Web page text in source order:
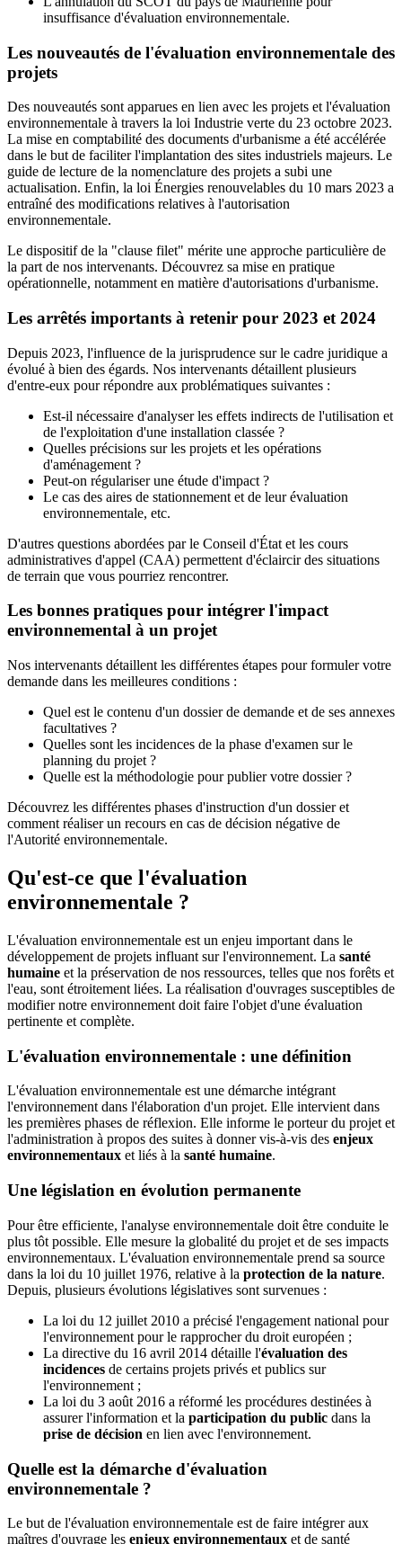
insuffisance d'évaluation environnementale.
Les nouveautés de l'évaluation environnementale des
projets
Des nouveautés sont apparues en lien avec les projets et l'évaluation
environnementale à travers la loi Industrie verte du 23 octobre 2023.
La mise en comptabilité des documents d'urbanisme a été accélérée
dans le but de faciliter l'implantation des sites industriels majeurs. Le
guide de lecture de la nomenclature des projets a subi une
actualisation. Enfin, la loi Énergies renouvelables du 10 mars 2023 a
entraîné des modifications relatives à l'autorisation
environnementale.
Le dispositif de la "clause filet" mérite une approche particulière de
la part de nos intervenants. Découvrez sa mise en pratique
opérationnelle, notamment en matière d'autorisations d'urbanisme.
Les arrêtés importants à retenir pour 2023 et 2024
Depuis 2023, l'influence de la jurisprudence sur le cadre juridique a
évolué à bien des égards. Nos intervenants détaillent plusieurs
d'entre-eux pour répondre aux problématiques suivantes :
Est-il nécessaire d'analyser les effets indirects de l'utilisation et
de l'exploitation d'une installation classée ?
Quelles précisions sur les projets et les opérations
d'aménagement ?
Peut-on régulariser une étude d'impact ?
Le cas des aires de stationnement et de leur évaluation
environnementale, etc.
D'autres questions abordées par le Conseil d'État et les cours
administratives d'appel (CAA) permettent d'éclaircir des situations
de terrain que vous pourriez rencontrer.
Les bonnes pratiques pour intégrer l'impact
environnemental à un projet
Nos intervenants détaillent les différentes étapes pour formuler votre
demande dans les meilleures conditions :
Quel est le contenu d'un dossier de demande et de ses annexes
facultatives ?
Quelles sont les incidences de la phase d'examen sur le
planning du projet ?
Quelle est la méthodologie pour publier votre dossier ?
Découvrez les différentes phases d'instruction d'un dossier et
comment réaliser un recours en cas de décision négative de
l'Autorité environnementale.
Qu'est-ce que l'évaluation
environnementale ?
L'évaluation environnementale est un enjeu important dans le
développement de projets influant sur l'environnement. La santé
humaine et la préservation de nos ressources, telles que nos forêts et
l'eau, sont étroitement liées. La réalisation d'ouvrages susceptibles de
modifier notre environnement doit faire l'objet d'une évaluation
pertinente et complète.
L'évaluation environnementale : une définition
L'évaluation environnementale est une démarche intégrant
l'environnement dans l'élaboration d'un projet. Elle intervient dans
les premières phases de réflexion. Elle informe le porteur du projet et
l'administration à propos des suites à donner vis-à-vis des enjeux
environnementaux et liés à la santé humaine.
Une législation en évolution permanente
Pour être efficiente, l'analyse environnementale doit être conduite le
plus tôt possible. Elle mesure la globalité du projet et de ses impacts
environnementaux. L'évaluation environnementale prend sa source
dans la loi du 10 juillet 1976, relative à la protection de la nature.
Depuis, plusieurs évolutions législatives sont survenues :
La loi du 12 juillet 2010 a précisé l'engagement national pour
l'environnement pour le rapprocher du droit européen ;
La directive du 16 avril 2014 détaille l'évaluation des
incidences de certains projets privés et publics sur
l'environnement ;
La loi du 3 août 2016 a réformé les procédures destinées à
assurer l'information et la participation du public dans la
prise de décision en lien avec l'environnement.
Quelle est la démarche d'évaluation
environnementale ?
Le but de l'évaluation environnementale est de faire intégrer aux
maîtres d'ouvrage les enjeux environnementaux et de santé